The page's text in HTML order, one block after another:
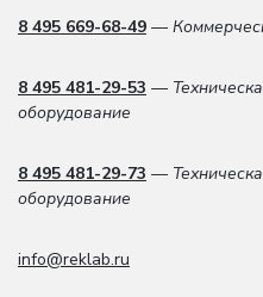
8 495 669-68-49 —
8 495 481-29-53 —
оборудование
8 495 481-29-73 —
оборудование
info@reklab.ru